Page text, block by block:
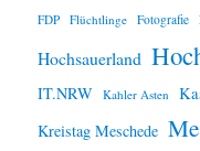
FDP Flüchtlinge Fotografie
Hochsauerland
IT.NRW Kahler Asten
Kreistag Meschede